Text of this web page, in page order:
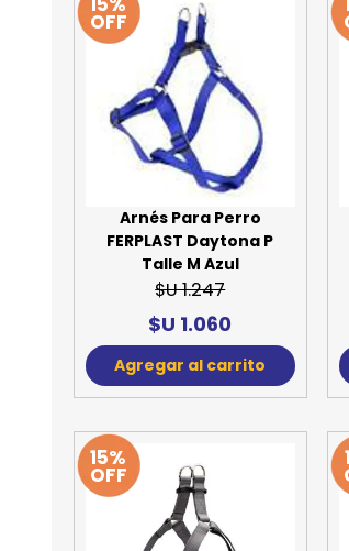
OFF
Arnés Para Perro
FERPLAST Daytona P
Talle M Azul
$U 1.247
$U 1.060
Agregar al carrito
15%
OFF